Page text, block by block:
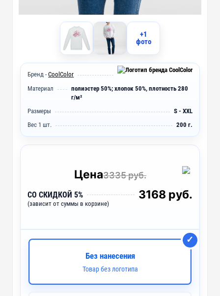
+1
фото
Бренд -CoolColor
Материал
полиэстер 50%; хлопок 50%, плотность 280
г/м²
Размеры
S - XXL
Вес 1 шт.
200 г.
Цена3335 руб.
СО СКИДКОЙ 5%
(зависит от суммы в корзине)
3168 руб.
Без нанесения
Товар без логотипа